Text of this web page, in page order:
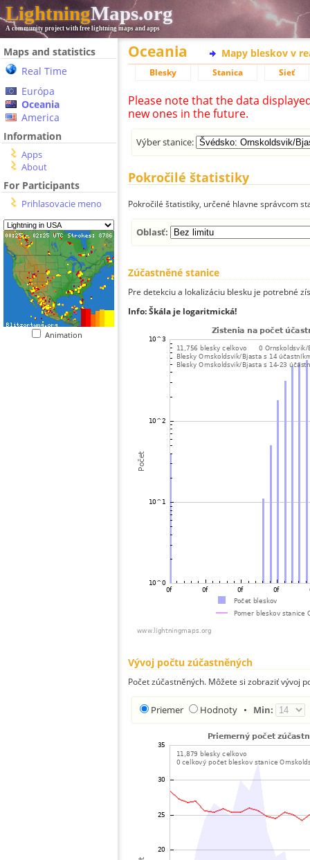
LightningMaps.org
A community project with free lightning maps and apps
Maps and statistics
Real Time
Európa
Oceania
America
Information
Apps
About
For Participants
Prihlasovacie meno
Animation
Oceania Mapy bleskov v
Blesky Stanica Sieť
Please note that the data
new ones in the future.
Výber stanice:
Pokročilé štatistiky
Pokročilé štatistiky, určené hlavne správcom
Oblasť:
Zúčastněné stanice
Pre detekciu a lokalizáciu blesku je potrebné
Info: Škála je logaritmická!
Vývoj počtu zúčastněných
Počet zúčastněných. Môžete si zobraziť vývoj
Priemer Hodnoty • Min: